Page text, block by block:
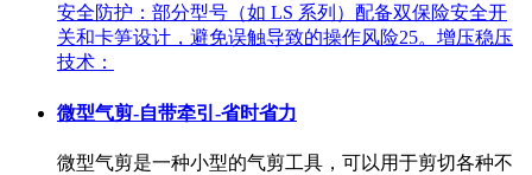
安全防护：部分型号（如 LS 系列）配备双保险安全开
关和卡笋设计，避免误触导致的操作风险25。增压稳压
技术：
微型气剪-自带牵引-省时省力
微型气剪是一种小型的气剪工具，可以用于剪切各种不